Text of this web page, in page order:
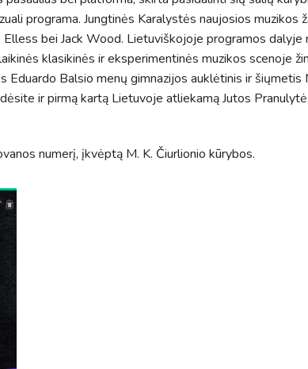
Tvarkaraščiai
Bendrojo ugdymo pamokų tvarkaraštis
Atostogos
Netradicinio ugdymo dienos, atvirų
2025 - 2026 mokslo metų netradicinio
programa. Jungtinės Karalystės naujosios muzikos
bei Jack Wood. Lietuviškojoje programos dalyje
klasikinės ir eksperimentinės muzikos scenoje
Balsio menų gimnazijos auklėtinis ir šiųmetis
ir pirmą kartą Lietuvoje atliekamą Jutos
numerį, įkvėptą M. K. Čiurlionio kūrybos.